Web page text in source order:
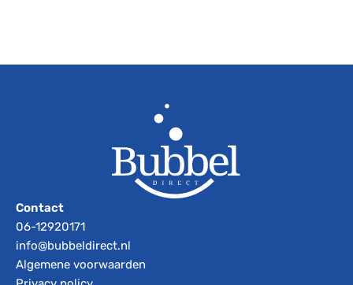
Contact
06-12920171
info@bubbeldirect.nl
Algemene voorwaarden